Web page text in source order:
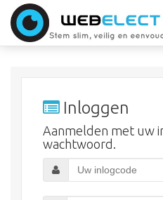
Inloggen
Aanmelden met uw
wachtwoord.